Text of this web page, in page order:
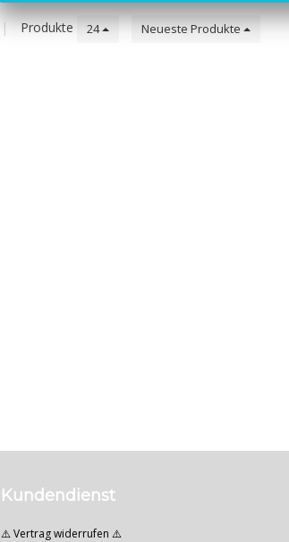
| Produkte 24 Neueste Produkte
Kundendienst
⚠️ Vertrag widerrufen ⚠️